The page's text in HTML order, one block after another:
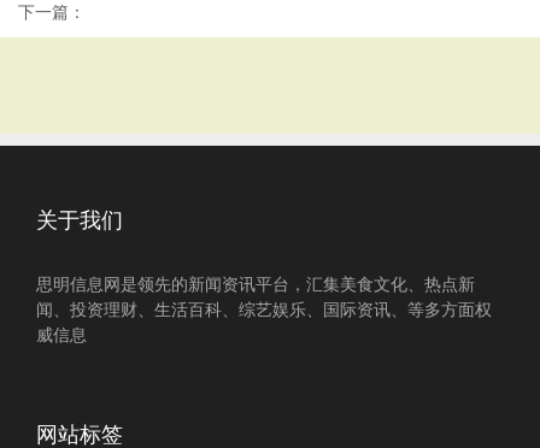
下一篇：
关于我们
思明信息网是领先的新闻资讯平台，汇集美食文化、热点新
闻、投资理财、生活百科、综艺娱乐、国际资讯、等多方面权
威信息
网站标签